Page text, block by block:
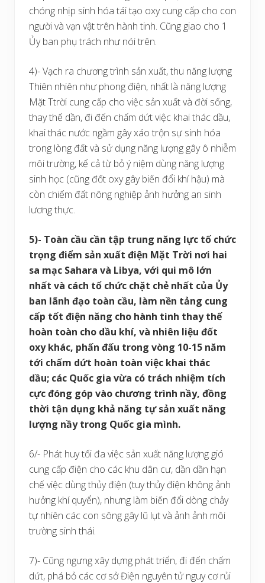
chóng nhịp sinh hóa tái tạo oxy cung cấp cho con
người và vạn vật trên hành tinh. Cũng giao cho 1
Ủy ban phụ trách như nói trên.
4)- Vạch ra chương trình sản xuất, thu năng lượng
Thiên nhiên như phong điện, nhất là năng lượng
Mặt Ttrời cung cấp cho việc sản xuất và đời sống,
thay thế dần, đi đến chấm dứt việc khai thác dầu,
khai thác nước ngầm gây xáo trộn sự sinh hóa
trong lòng đất và sử dụng năng lượng gây ô nhiễm
môi trường, kể cả từ bỏ ý niệm dùng năng lượng
sinh học (cũng đốt oxy gây biến đổi khí hậu) mà
còn chiếm đất nông nghiệp ảnh hưởng an sinh
lương thực.
5)- Toàn cầu cần tập trung năng lực tố chức
trọng điểm sản xuất điện Mặt Trời nơi hai
sa mạc Sahara và Libya, với qui mô lớn
nhất và cách tổ chức chặt chẻ nhất của Ủy
ban lãnh đạo toàn cầu, làm nền tảng cung
cấp tốt điện năng cho hành tinh thay thế
hoàn toàn cho dầu khí, và nhiên liệu đốt
oxy khác, phấn đấu trong vòng 10-15 năm
tới chấm dứt hoàn toàn việc khai thác
dầu; các Quốc gia vừa có trách nhiệm tích
cực đóng góp vào chương trình nầy, đồng
thời tận dụng khả năng tự sản xuất năng
lượng nầy trong Quốc gia mình.
6/- Phát huy tối đa việc sản xuất năng lượng gió
cung cấp điện cho các khu dân cư, dần dần hạn
chế việc dùng thủy điện (tuy thủy điện không ảnh
hưởng khí quyển), nhưng làm biến đổi dòng chảy
tự nhiên các con sông gây lũ lụt và ảnh ảnh môi
trường sinh thái.
7)- Cũng ngưng xây dựng phát triển, đi đến chấm
dứt, phá bỏ các cơ sở Điện nguyên tử nguy cơ rủi